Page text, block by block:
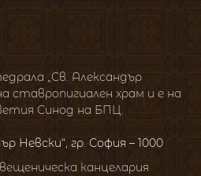
„Св. Александър
ставропигиален храм и е на
Синод на БПЦ.
Невски“, гр. София – 1000
канцелария